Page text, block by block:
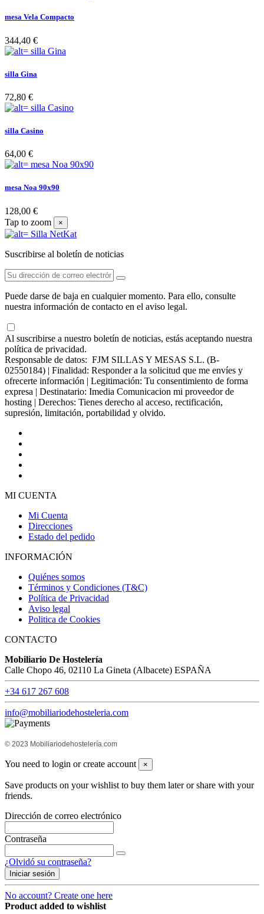
mesa Vela Compacto
344,40 €
silla Gina
72,80 €
silla Casino
64,00 €
mesa Noa 90x90
128,00 €
Tap to zoom
×
Suscribirse al boletín de noticias
Puede darse de baja en cualquier momento. Para ello, consulte
nuestra información de contacto en el aviso legal.
Al suscribirse a nuestro boletín de noticias, estás aceptando nuestra
política de privacidad.
Responsable de datos: FJM SILLAS Y MESAS S.L. (B-
02550184) | Finalidad: Responder a la solicitud que me envíes y
ofrecerte información | Legitimación: Tu consentimiento de forma
expresa | Destinatario: Imedia Comunicacion mi proveedor de
hosting | Derechos: Tienes derecho al acceso, rectificación,
supresión, limitación, portabilidad y olvido.
MI CUENTA
Mi Cuenta
Direcciones
Estado del pedido
INFORMACIÓN
Quiénes somos
Términos y Condiciones (T&C)
Política de Privacidad
Aviso legal
Politica de Cookies
CONTACTO
Mobiliario De Hostelería
Calle Chopo 46, 02110 La Gineta (Albacete) ESPAÑA
+34 617 267 608
info@mobiliariodehosteleria.com
© 2023 Mobiliariodehostelería.com
You need to login or create account ×
Save products on your wishlist to buy them later or share with your
friends.
Dirección de correo electrónico
Contraseña
¿Olvidó su contraseña?
Iniciar sesión
No account? Create one here
Product added to wishlist